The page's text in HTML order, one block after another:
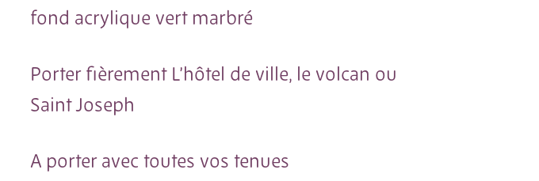
fond acrylique vert marbré
Porter fièrement L’hôtel de ville, le volcan ou
Saint Joseph
A porter avec toutes vos tenues